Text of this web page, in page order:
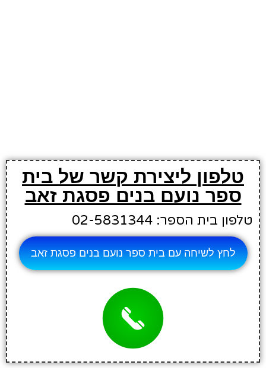
טלפון ליצירת קשר של בית
ספר נועם בנים פסגת זאב
טלפון בית הספר: 02-5831344
לחץ לשיחה עם בית ספר נועם בנים פסגת זאב